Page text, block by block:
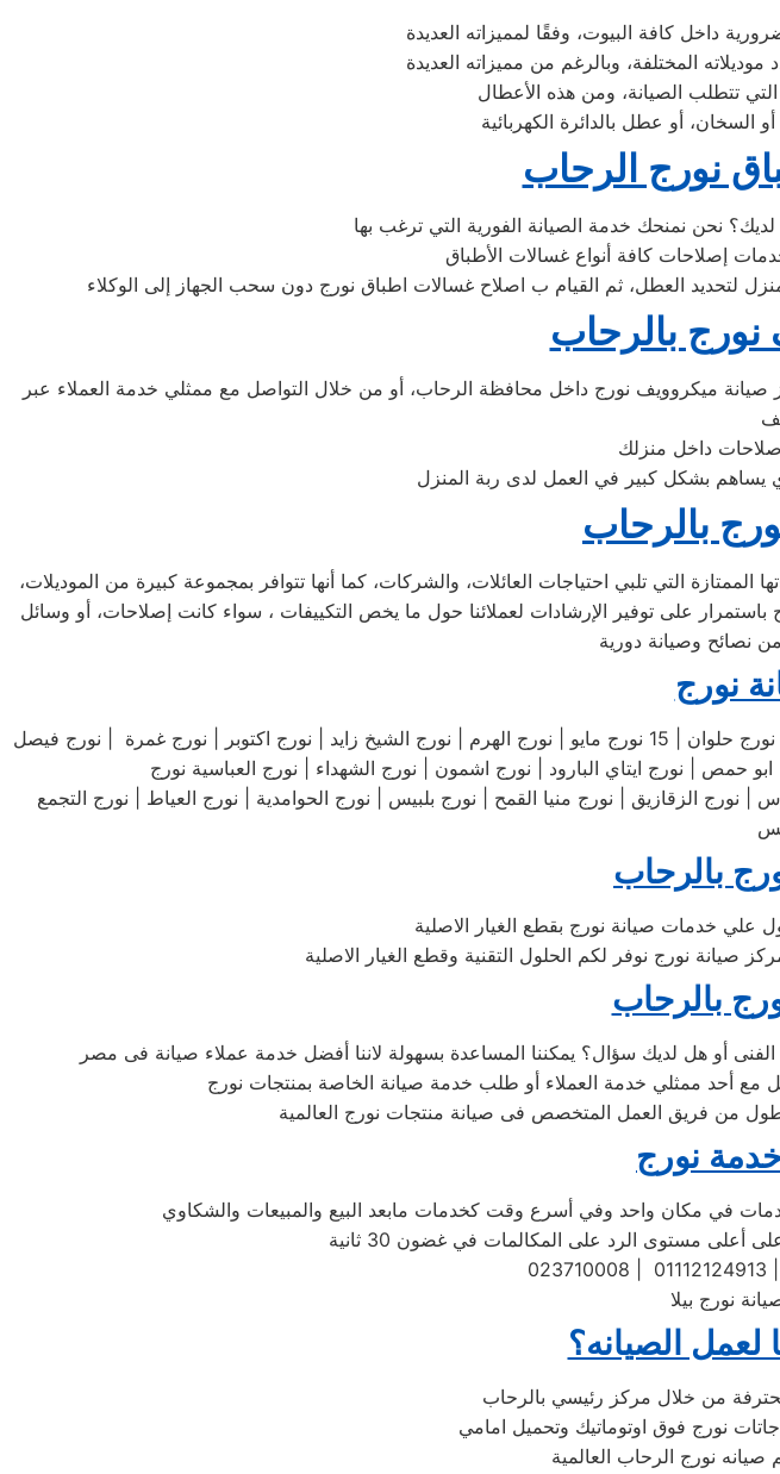
نورج الرحاب
نورج بالرحاب
ميكروويف نورج داخل محافظة الرحاب، أو من خلال التواصل مع ممثلي خدمة العملاء عبر
يساهم بشكل كبير في العمل لدى ربة المنزل
بالرحاب
التي تلبي احتياجات العائلات، والشركات، كما أنها تتوافر بمجموعة كبيرة من الموديلات،
على توفير الإرشادات لعملائنا حول ما يخص التكييفات ، سواء كانت إصلاحات، أو وسائل
نورج
نورج مصرالجديدة | نورج نورج مساكن الشيراتون | نورج مديتة نصر | نورج مدينة العاشر من رمضان | نورج حلوان | 15 نورج مايو | نورج الهرم | نورج الشيخ زايد | نورج اكتوبر | نورج غمرة | نورج فيصل
الزقازيق | نورج منيا القمح | نورج بلبيس | نورج الحوامدية | نورج العياط | نورج التجمع
بالرحاب
علي خدمات صيانة نورج بقطع الغيار الاصلية
نورج نوفر لكم الحلول التقنية وقطع الغيار الاصلية
بالرحاب
من فريق العمل المتخصص فى صيانة منتجات نورج العالمية
نورج
مستوى الرد على المكالمات في غضون 30 ثانية
023710008 | 01112124913
نورج بيلا
لعمل الصيانه؟
نورج الرحاب العالمية